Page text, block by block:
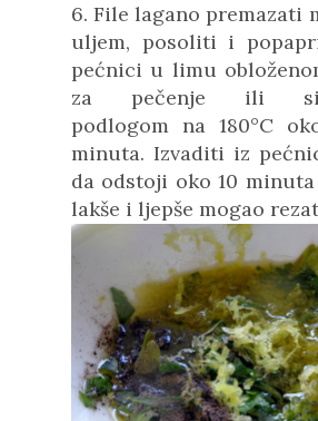
6. File lagano premazati
uljem, posoliti i
pećnici u limu
za pečenje ili
podlogom na 180°C
minuta. Izvaditi iz
da odstoji oko 10
lakše i ljepše mogao